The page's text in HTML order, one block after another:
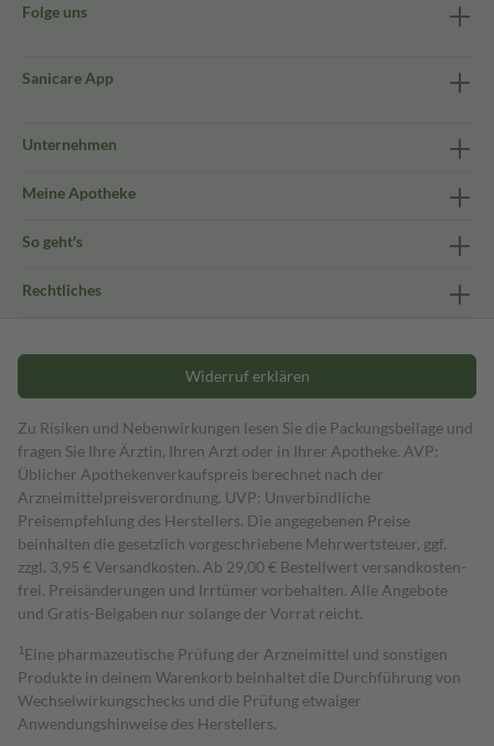
Folge uns
Sanicare App
Unternehmen
Meine Apotheke
So geht's
Rechtliches
Widerruf erklären
Zu Risiken und Nebenwirkungen lesen Sie die Packungsbeilage und
fragen Sie Ihre Ärztin, Ihren Arzt oder in Ihrer Apotheke. AVP:
Üblicher Apothekenverkaufspreis berechnet nach der
Arzneimittelpreisverordnung. UVP: Unverbindliche
Preisempfehlung des Herstellers. Die angegebenen Preise
beinhalten die gesetzlich vorgeschriebene Mehrwertsteuer, ggf.
zzgl. 3,95 € Versandkosten. Ab 29,00 € Bestell­wert versand­kosten­
frei. Preisänderungen und Irrtümer vorbehalten. Alle Angebote
und Gratis-Beigaben nur solange der Vorrat reicht.
1 Eine pharmazeutische Prüfung der Arzneimittel und sonstigen
Produkte in deinem Warenkorb beinhaltet die Durchführung von
Wechselwirkungschecks und die Prüfung etwaiger
Anwendungshinweise des Herstellers.